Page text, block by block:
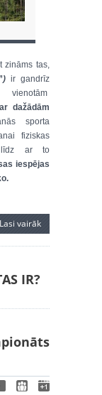
zināms tas,
) ir gandrīz
dažādām
sporta
fiziskas
līdz ar to
iespējas
Lasi vairāk
IR?